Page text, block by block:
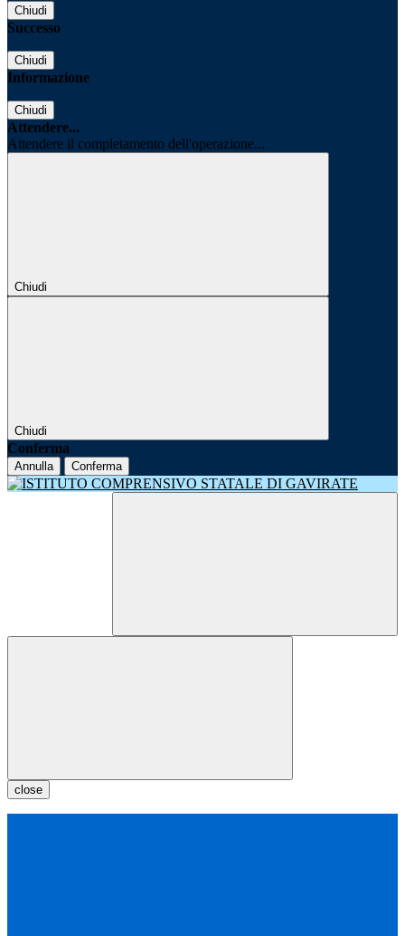
Chiudi
Successo
Chiudi
Informazione
Chiudi
Attendere...
Attendere il completamento dell'operazione...
Chiudi
Chiudi
Conferma
Annulla Conferma
close